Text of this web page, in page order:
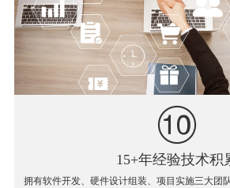
15+年经验技术积
拥有软件开发、硬件设计组装、项目实施三大团